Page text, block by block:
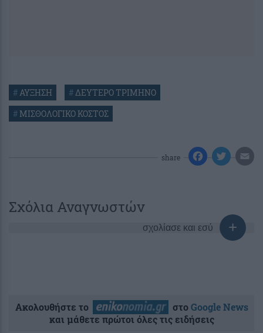
#ΑΥΞΗΣΗ #ΔΕΥΤΕΡΟ ΤΡΙΜΗΝΟ
# ΜΙΣΘΟΛΟΓΙΚΟ ΚΟΣΤΟΣ
share
Σχόλια Αναγνωστών
σχολίασε και εσύ
Ακολουθήστε το στοGoogle News
και μάθετε πρώτοι όλες τις ειδήσεις